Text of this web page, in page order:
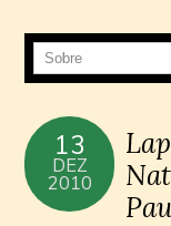
13
DEZ
2010